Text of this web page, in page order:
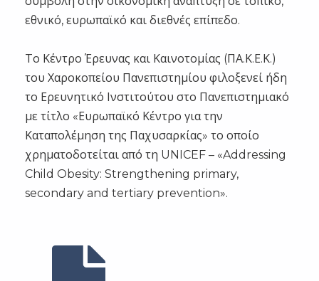
εθνικό, ευρωπαϊκό και διεθνές επίπεδο.
Το Κέντρο Έρευνας και Καινοτομίας (ΠΑ.Κ.Ε.Κ.)
του Χαροκοπείου Πανεπιστημίου φιλοξενεί ήδη
το Ερευνητικό Ινστιτούτου στο Πανεπιστημιακό
με τίτλο «Ευρωπαϊκό Κέντρο για την
Καταπολέμηση της Παχυσαρκίας» το οποίο
χρηματοδοτείται από τη UNICEF – «Addressing
Child Obesity: Strengthening primary,
secondary and tertiary prevention».